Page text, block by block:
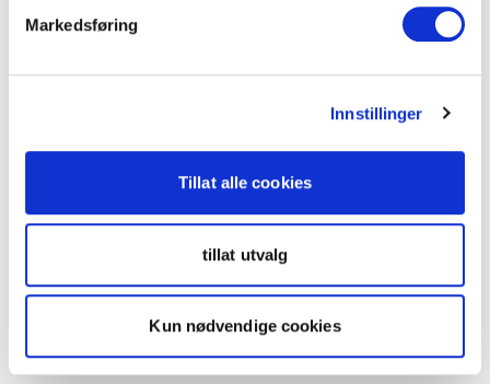
Markedsføring
Innstillinger
Tillat alle cookies
tillat utvalg
Kun nødvendige cookies